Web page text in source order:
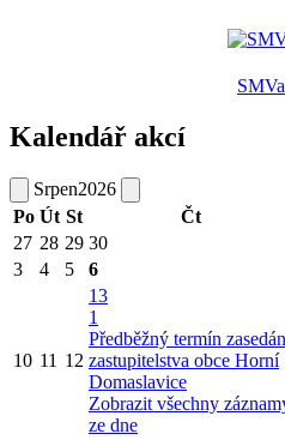
Kalendář akcí
Srpen2026
Po Út St Čt
27 28 29 30
3
4 5 6
10 11 12
13
1
Předběžný termín
zastupitelstva obce Horní
Domaslavice
Zobrazit všechny
ze dne